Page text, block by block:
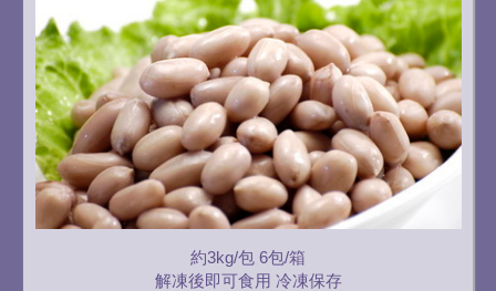
約3kg/包 6包/箱
解凍後即可食用 冷凍保存